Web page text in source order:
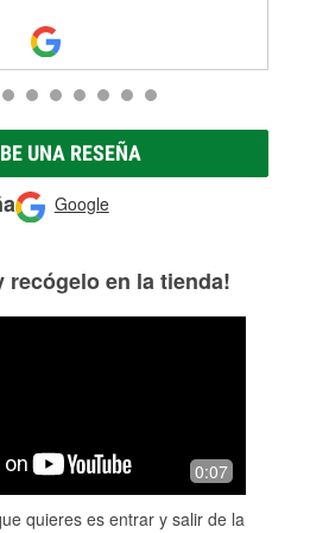
UNA RESEÑA
Google
recógelo en la tienda!
0:07
quieres es entrar y salir de la